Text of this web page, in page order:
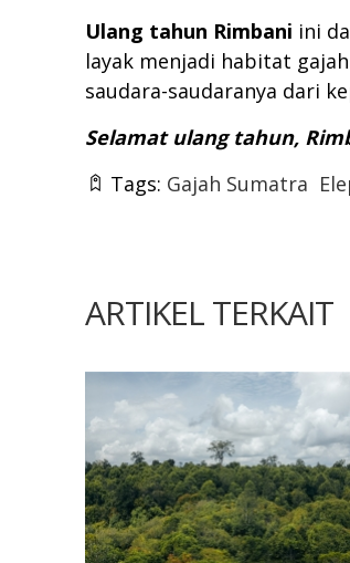
Ulang tahun Rimbani ini
layak menjadi habitat
saudara-saudaranya dari
Selamat ulang tahun,
Tags: Gajah Sumatra
ARTIKEL TERKAIT